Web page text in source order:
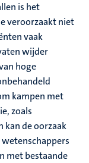
is het
veroorzaakt niet
vaak
wijder
hoge
kampen met
zoals
kan de oorzaak
met bestaande